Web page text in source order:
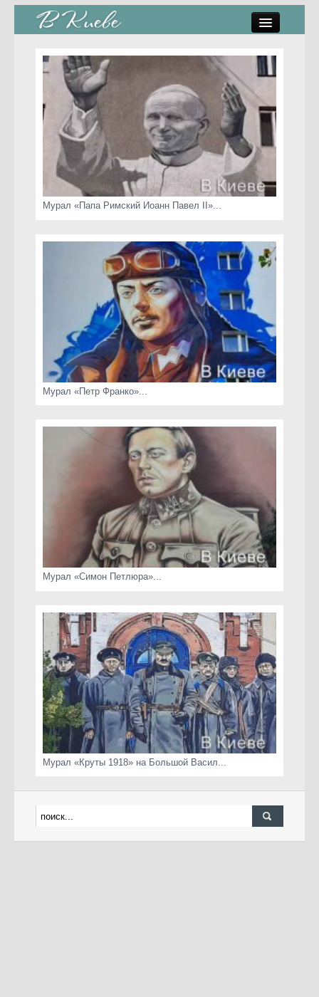
стрит-арт
коты Киева
скамейки
часы Киева
Мурал «Папа Римский Иоанн Павел II»...
Мурал «Петр Франко»...
Мурал «Симон Петлюра»...
Мурал «Круты 1918» на Большой Васил...